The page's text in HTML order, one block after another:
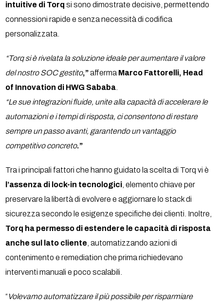
intuitive di Torq si sono dimostrate decisive, permettendo
connessioni rapide e senza necessità di codifica
personalizzata.
“Torq si è rivelata la soluzione ideale per aumentare il valore
del nostro SOC gestito,”afferma Marco Fattorelli, Head
of Innovation di HWG Sababa
“Le sue integrazioni fluide, unite alla capacità di accelerare le
automazioni e i tempi di risposta, ci consentono di restare
sempre un passo avanti, garantendo un vantaggio
competitivo concreto.”
Tra i principali fattori che hanno guidato la scelta di Torq vi è
l’assenza di lock-in tecnologici , elemento chiave per
preservare la libertà di evolvere e aggiornare lo stack di
sicurezza secondo le esigenze specifiche dei clienti. Inoltre,
Torq ha permesso di estendere le capacità di risposta
anche sul lato cliente , automatizzando azioni di
contenimento e remediation che prima richiedevano
interventi manuali e poco scalabili.
“ Volevamo automatizzare il più possibile per risparmiare